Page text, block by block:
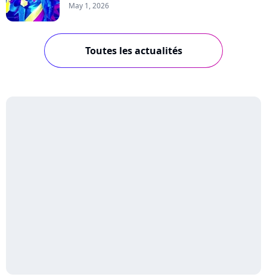
May 1, 2026
Toutes les actualités